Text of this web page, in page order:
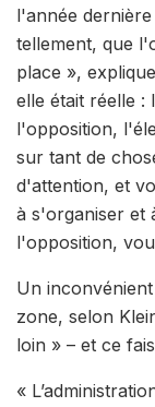
l'année
tellement, que
place »,
elle était réelle :
l'opposition,
sur tant de
d'attention, et
à s'organiser et
l'opposition,
Un inconvénient
zone, selon
loin » – et ce
«